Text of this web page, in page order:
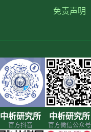
免责声明
中析研究所
官方抖音
中析研究所
官方微信公众号